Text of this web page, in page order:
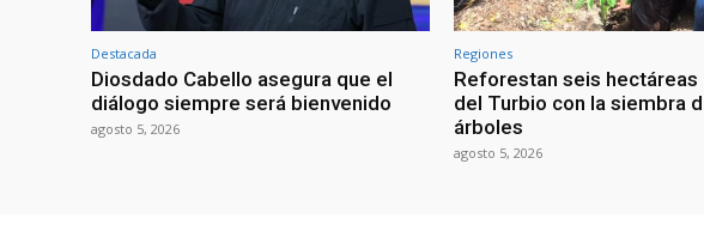
Destacada
Diosdado Cabello asegura que el
diálogo siempre será bienvenido
agosto 5, 2026
Regiones
Reforestan seis hectáreas
del Turbio con la siembra
árboles
agosto 5, 2026